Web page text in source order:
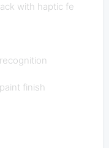
with haptic fe
finish